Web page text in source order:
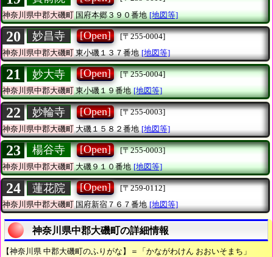
神奈川県中郡大磯町国府本郷３９０番地 [地図等]
20 妙昌寺 [Open]
[〒255-0004]
神奈川県中郡大磯町 東小磯１３７番地 [地図等]
21 妙大寺 [Open]
[〒255-0004]
神奈川県中郡大磯町東小磯１９番地 [地図等]
22 妙輪寺 [Open]
[〒255-0003]
神奈川県中郡大磯町 大磯１５８２番地 [地図等]
23 楊谷寺 [Open]
[〒255-0003]
神奈川県中郡大磯町大磯９１０番地 [地図等]
24 蓮花院 [Open]
[〒259-0112]
神奈川県中郡大磯町国府新宿７６７番地 [地図等]
神奈川県中郡大磯町の詳細情報
【神奈川県 中郡大磯町のふりがな】＝「かながわけん おおいそまち」